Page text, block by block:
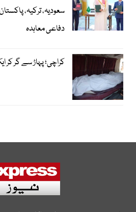
سعودیہ، ترکیہ،
دفاعی معاہدہ
کراچی؛ پہاڑ سے گر کر